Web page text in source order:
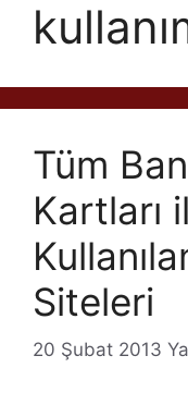
Tüm
Kartları
Siteleri
20 Şubat 2013